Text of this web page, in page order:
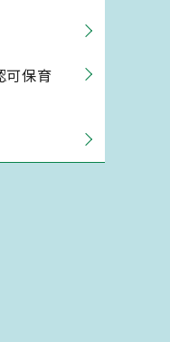
可保育